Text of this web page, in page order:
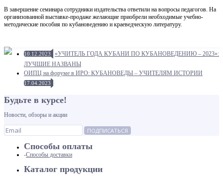
В завершение семинара сотрудники издательства ответили на вопросы педагогов. На
организованной выставке-продаже желающие приобрели необходимые учебно-
методические пособия по кубановедению и краеведческую литературу.
10.12.2023
«УЧИТЕЛЬ ГОДА КУБАНИ ПО КУБАНОВЕДЕНИЮ – 2023»:
ЛУЧШИЕ НАЗВАНЫ
ОИПЦ на форуме в ИРО: КУБАНОВЕДЫ – УЧИТЕЛЯМ ИСТОРИИ
17.04.2023
Будьте в курсе!
Новости, обзоры и акции
ПОДПИСАТЬСЯ
Способы оплаты
Способы доставки
Каталог продукции